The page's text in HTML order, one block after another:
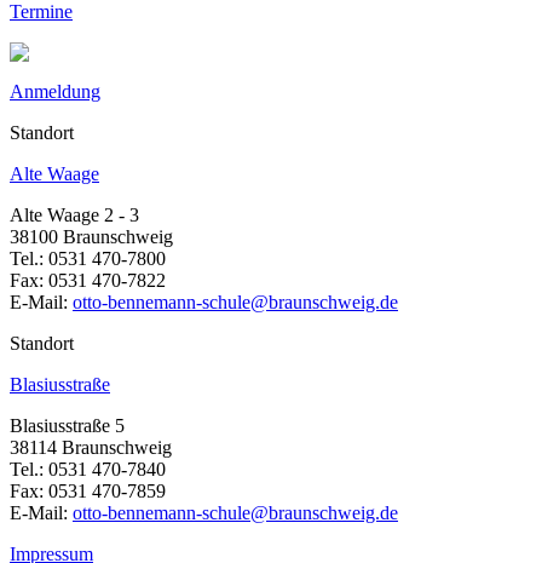
Termine
Anmeldung
Standort
Alte Waage
Alte Waage 2 - 3
38100 Braunschweig
Tel.: 0531 470-7800
Fax: 0531 470-7822
E-Mail: otto-bennemann-schule@braunschweig.de
Standort
Blasiusstraße
Blasiusstraße 5
38114 Braunschweig
Tel.: 0531 470-7840
Fax: 0531 470-7859
E-Mail: otto-bennemann-schule@braunschweig.de
Impressum